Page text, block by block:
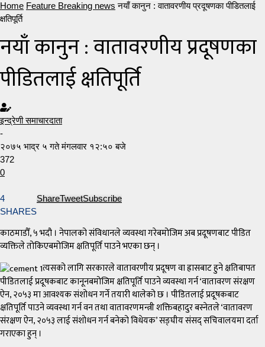
Home Feature Breaking news नयाँ कानुन : वातावरणीय प्रदूषणका पीडितलाई
क्षतिपूर्ति
नयाँ कानुन : वातावरणीय प्रदूषणका
पीडितलाई क्षतिपूर्ति
इन्द्रेणी समाचारदाता
-
२०७५ भाद्र ५ गते मंगलवार १२:५० बजे
372
0
4
SHARES
ShareTweetSubscribe
काठमाडौँ, ५ भदौ । नेपालको संविधानले व्यवस्था गरेबमोजिम अब प्रदूषणबाट पीडित
व्यक्तिले तोकिएबमोजिम क्षतिपूर्ति पाउने भएका छन् ।
त्यसको लागि सरकारले वातावरणीय प्रदूषण वा ह्रासबाट हुने क्षतिबापत
पीडितलाई प्रदूषकबाट कानूनबमोजिम क्षतिपूर्ति पाउने व्यवस्था गर्न ‘वातावरण संरक्षण
ऐन, २०५३ मा आवश्यक संशोधन गर्ने तयारी थालेको छ । पीडितलाई प्रदूषकबाट
क्षतिपूर्ति पाउने व्यवस्था गर्न वन तथा वातावरणमन्त्री शक्तिबहादुर बस्नेतले ‘वातावरण
संरक्षण ऐन, २०५३ लाई संशोधन गर्न बनेको विधेयक’ सङ्घीय संसद् सचिवालयमा दर्ता
गराएका हुन् ।